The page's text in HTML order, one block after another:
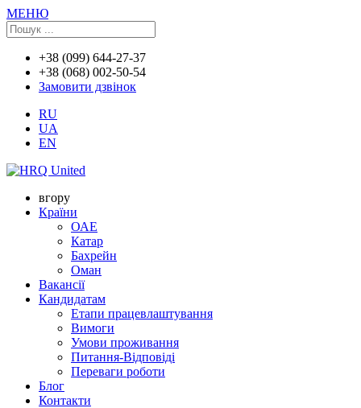
МЕНЮ
+38 (099) 644-27-37
+38 (068) 002-50-54
Замовити дзвінок
RU
UA
EN
вгору
Країни
ОАЕ
Катар
Бахрейн
Оман
Вакансії
Кандидатам
Етапи працевлаштування
Вимоги
Умови проживання
Питання-Відповіді
Переваги роботи
Блог
Контакти